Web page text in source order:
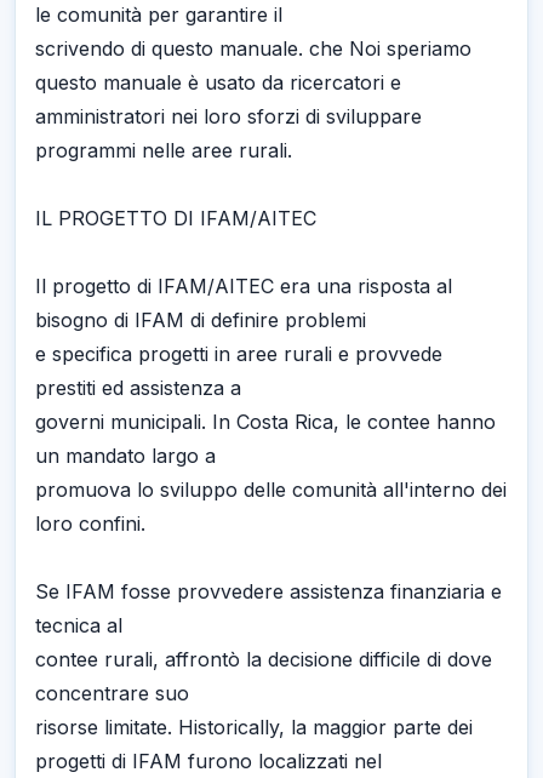
le comunità per garantire il
scrivendo di questo manuale. che Noi speriamo
questo manuale è usato da ricercatori e
amministratori nei loro sforzi di sviluppare
programmi nelle aree rurali.
IL PROGETTO DI IFAM/AITEC
Il progetto di IFAM/AITEC era una risposta al
bisogno di IFAM di definire problemi
e specifica progetti in aree rurali e provvede
prestiti ed assistenza a
governi municipali. In Costa Rica, le contee hanno
un mandato largo a
promuova lo sviluppo delle comunità all'interno dei
loro confini.
Se IFAM fosse provvedere assistenza finanziaria e
tecnica al
contee rurali, affrontò la decisione difficile di dove
concentrare suo
risorse limitate. Historically, la maggior parte dei
progetti di IFAM furono localizzati nel